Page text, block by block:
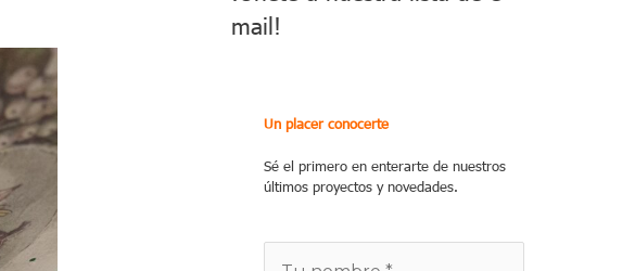
mail!
Un placer conocerte
Sé el primero en enterarte de nuestros
últimos proyectos y novedades.